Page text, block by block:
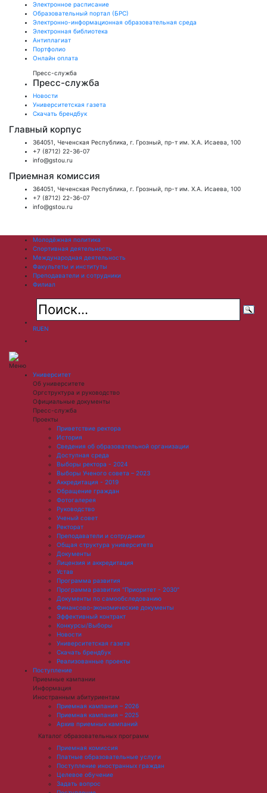
Электронное расписание
Образовательный портал (БРС)
Электронно-информационная образовательная среда
Электронная библиотека
Антиплагиат
Портфолио
Онлайн оплата
Пресс-служба
Пресс-служба
Новости
Университетская газета
Скачать брендбук
Главный корпус
364051, Чеченская Республика, г. Грозный, пр-т им. Х.А. Исаева, 100
+7 (8712) 22-36-07
info@gstou.ru
Приемная комиссия
364051, Чеченская Республика, г. Грозный, пр-т им. Х.А. Исаева, 100
+7 (8712) 22-36-07
info@gstou.ru
Молодёжная политика
Спортивная деятельность
Международная деятельность
Факультеты и институты
Преподаватели и сотрудники
Филиал
RUEN
Меню
Университет
Об университете
Оргструктура и руководство
Официальные документы
Пресс-служба
Проекты
Приветствие ректора
История
Сведения об образовательной организации
Доступная среда
Выборы ректора - 2024
Выборы Ученого совета – 2023
Аккредитация - 2019
Обращение граждан
Фотогалерея
Руководство
Ученый совет
Ректорат
Преподаватели и сотрудники
Общая структура университета
Документы
Лицензия и аккредитация
Устав
Программа развития
Программа развития "Приоритет - 2030"
Документы по самообследованию
Финансово-экономические документы
Эффективный контракт
Конкурсы/Выборы
Новости
Университетская газета
Скачать брендбук
Реализованные проекты
Поступление
Приемные кампании
Информация
Иностранным абитуриентам
Приемная кампания – 2026
Приемная кампания – 2025
Архив приемных кампаний
Каталог образовательных программ
Приемная комиссия
Платные образовательные услуги
Поступление иностранных граждан
Целевое обучение
Задать вопрос